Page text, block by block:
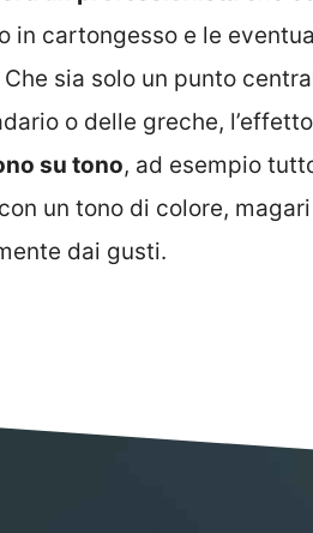
in cartongesso e le
sia solo un punto
o delle greche,
su tono, ad esempio
un tono di colore,
dai gusti.